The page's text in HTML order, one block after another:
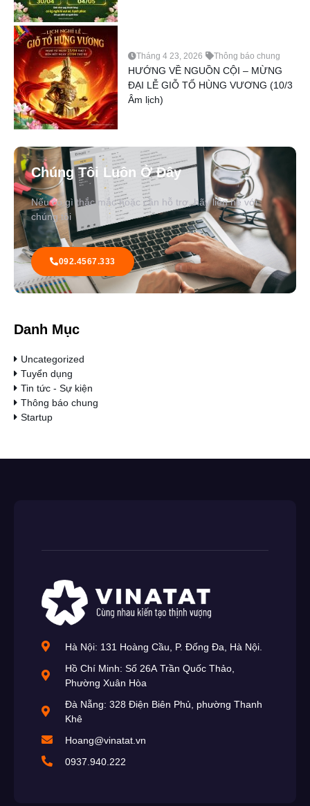
Tháng 4 23, 2026 Thông báo chung
HƯỚNG VỀ NGUỒN CỘI – MỪNG
ĐẠI LỄ GIỖ TỔ HÙNG VƯƠNG (10/3
Âm lịch)
Chúng Tôi Luôn Ở Đây
Nếu có gì thắc mắc hoặc cần hỗ trợ, hãy liên hệ với
chúng tôi
092.4567.333
Danh Mục
Uncategorized
Tuyển dụng
Tin tức - Sự kiện
Thông báo chung
Startup
Hà Nội: 131 Hoàng Cầu, P. Đống Đa, Hà Nội.
Hồ Chí Minh: Số 26A Trần Quốc Thảo,
Phường Xuân Hòa
Đà Nẵng: 328 Điện Biên Phủ, phường Thanh
Khê
Hoang@vinatat.vn
0937.940.222